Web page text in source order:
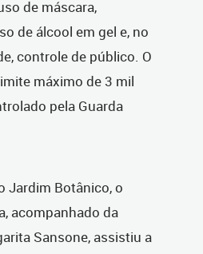
de máscara,
de álcool em gel e, no
controle de público. O
máximo de 3 mil
pela Guarda
Jardim Botânico, o
acompanhado da
Sansone, assistiu a